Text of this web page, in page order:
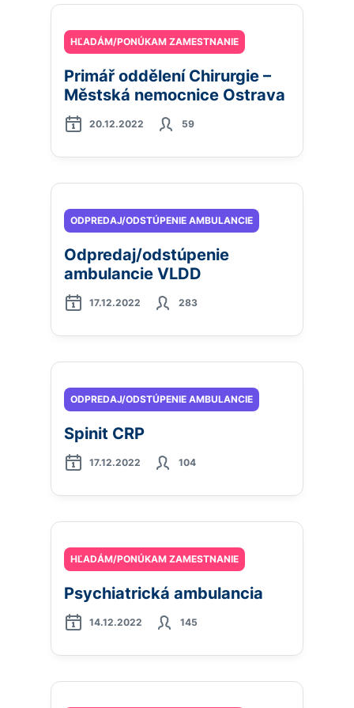
HĽADÁM/PONÚKAM ZAMESTNANIE
Primář oddělení Chirurgie –
Městská nemocnice Ostrava
20.12.2022 59
ODPREDAJ/ODSTÚPENIE AMBULANCIE
Odpredaj/odstúpenie
ambulancie VLDD
17.12.2022 283
ODPREDAJ/ODSTÚPENIE AMBULANCIE
Spinit CRP
17.12.2022 104
HĽADÁM/PONÚKAM ZAMESTNANIE
Psychiatrická ambulancia
14.12.2022 145